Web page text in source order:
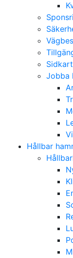
Jobba
Hållbar